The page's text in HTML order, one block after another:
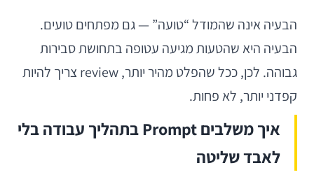
הבעיה אינה שהמודל “טועה” — גם מפתחים טועים.
הבעיה היא שהטעות מגיעה עטופה בתחושת סבירות
גבוהה. לכן, ככל שהפלט מהיר יותר, review צריך להיות
קפדני יותר, לא פחות.
איך משלבים Prompt בתהליך עבודה בלי
לאבד שליטה